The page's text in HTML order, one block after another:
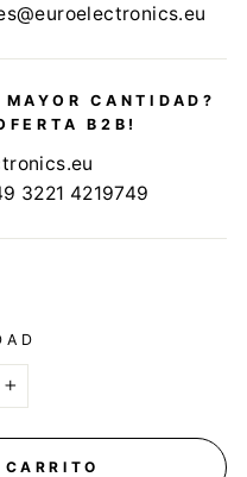
CANTIDAD?
B2B!
3221 4219749
+